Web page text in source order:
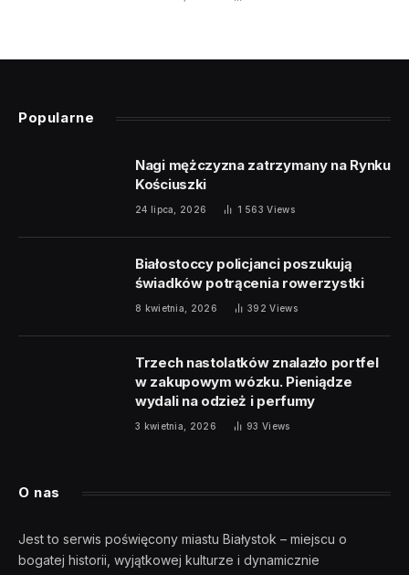
Popularne
Nagi mężczyzna zatrzymany na Rynku
Kościuszki
24 lipca, 2026 1 563Views
Białostoccy policjanci poszukują
świadków potrącenia rowerzystki
8 kwietnia, 2026 392Views
Trzech nastolatków znalazło portfel
w zakupowym wózku. Pieniądze
wydali na odzież i perfumy
3 kwietnia, 2026 93Views
O nas
Jest to serwis poświęcony miastu Białystok – miejscu o
bogatej historii, wyjątkowej kulturze i dynamicznie